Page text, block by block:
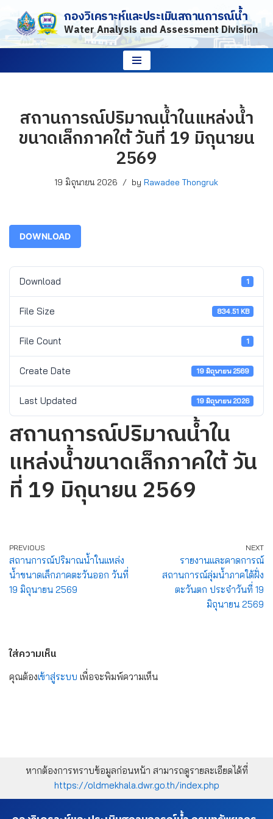
Skip
to
กองวิเคราะห์และประเมินสถานการณ์น้ำ
Water Analysis and Assessment Division
สถานการณ์ปริมาณน้ำในแหล่งน้ำ
ขนาดเล็กภาคใต้ วันที่ 19 มิถุนายน
2569
19 มิถุนายน 2026 by Rawadee Thongruk
DOWNLOAD
Download 1
File Size 834.51 KB
File Count 1
Create Date 19 มิถุนายน 2569
Last Updated 19 มิถุนายน 2026
สถานการณ์ปริมาณน้ำใน
แหล่งน้ำขนาดเล็กภาคใต้ วัน
ที่ 19 มิถุนายน 2569
PREVIOUS
สถานการณ์ปริมาณน้ำในแหล่ง
น้ำขนาดเล็กภาคตะวันออก วันที่
19 มิถุนายน 2569
NEXT
รายงานและคาดการณ์
สถานการณ์ลุ่มน้ำภาคใต้ฝั่ง
ตะวันตก ประจำวันที่ 19
มิถุนายน 2569
ใส่ความเห็น
คุณต้องเข้าสู่ระบบ เพื่อจะพิมพ์ความเห็น
หากต้องการทราบข้อมูลก่อนหน้า สามารถดูรายละเอียดได้ที่
https://oldmekhala.dwr.go.th/index.php